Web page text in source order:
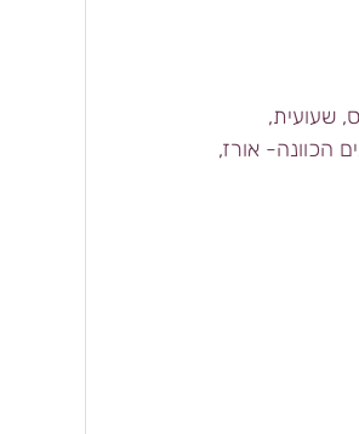
שעועית,
הכוונה- אורז,